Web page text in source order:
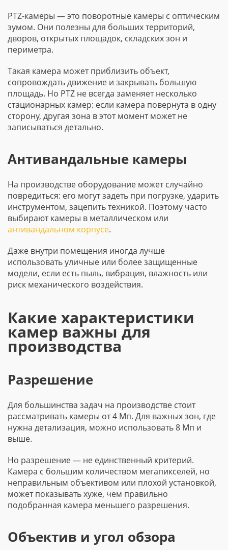
PTZ-камеры — это поворотные камеры с оптическим
зумом. Они полезны для больших территорий,
дворов, открытых площадок, складских зон и
периметра.
Такая камера может приблизить объект,
сопровождать движение и закрывать большую
площадь. Но PTZ не всегда заменяет несколько
стационарных камер: если камера повернута в одну
сторону, другая зона в этот момент может не
записываться детально.
Антивандальные камеры
На производстве оборудование может случайно
повредиться: его могут задеть при погрузке, ударить
инструментом, зацепить техникой. Поэтому часто
выбирают камеры в металлическом или
антивандальном корпусе.
Даже внутри помещения иногда лучше
использовать уличные или более защищенные
модели, если есть пыль, вибрация, влажность или
риск механического воздействия.
Какие характеристики
камер важны для
производства
Разрешение
Для большинства задач на производстве стоит
рассматривать камеры от 4 Мп. Для важных зон, где
нужна детализация, можно использовать 8 Мп и
выше.
Но разрешение — не единственный критерий.
Камера с большим количеством мегапикселей, но
неправильным объективом или плохой установкой,
может показывать хуже, чем правильно
подобранная камера меньшего разрешения.
Объектив и угол обзора